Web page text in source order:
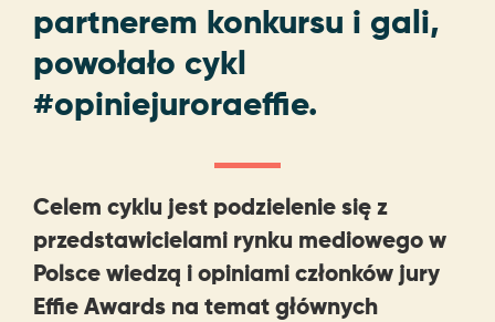
partnerem konkursu i gali,
powołało cykl
#opiniejuroraeffie.
Celem cyklu jest podzielenie się z
przedstawicielami rynku mediowego w
Polsce wiedzą i opiniami członków jury
Effie Awards na temat głównych